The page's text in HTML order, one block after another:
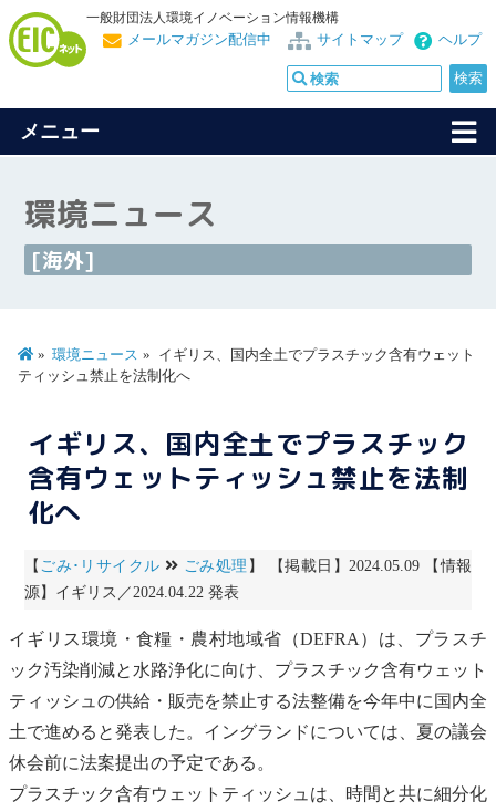
一般財団法人環境イノベーション情報機構
ヘルプ
サイトマップ
メールマガジン配信中
メニュー
環境ニュース
[海外]
環境ニュース
イギリス、国内全土でプラスチック含有ウェット
ティッシュ禁止を法制化へ
イギリス、国内全土でプラスチック
含有ウェットティッシュ禁止を法制
化へ
【 ごみ･リサイクル ごみ処理 】 【掲載日】2024.05.09 【情報
源】イギリス／2024.04.22 発表
イギリス環境・食糧・農村地域省（DEFRA）は、プラスチ
ック汚染削減と水路浄化に向け、プラスチック含有ウェット
ティッシュの供給・販売を禁止する法整備を今年中に国内全
土で進めると発表した。イングランドについては、夏の議会
休会前に法案提出の予定である。
プラスチック含有ウェットティッシュは、時間と共に細分化